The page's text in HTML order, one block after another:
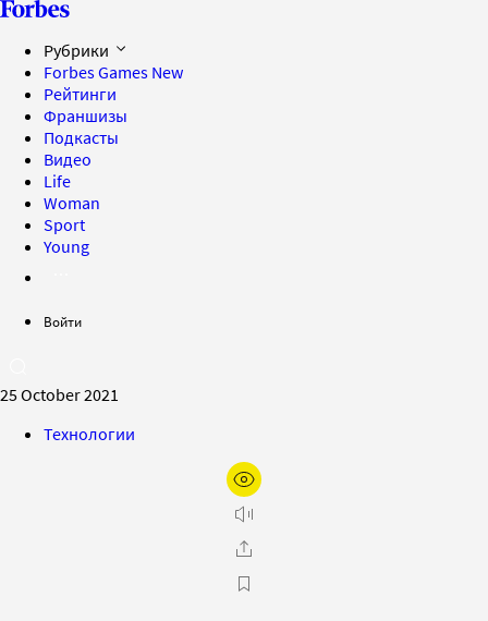
Рубрики
Forbes Games New
Рейтинги
Франшизы
Подкасты
Видео
Life
Woman
Sport
Young
Войти
25 October 2021
Технологии